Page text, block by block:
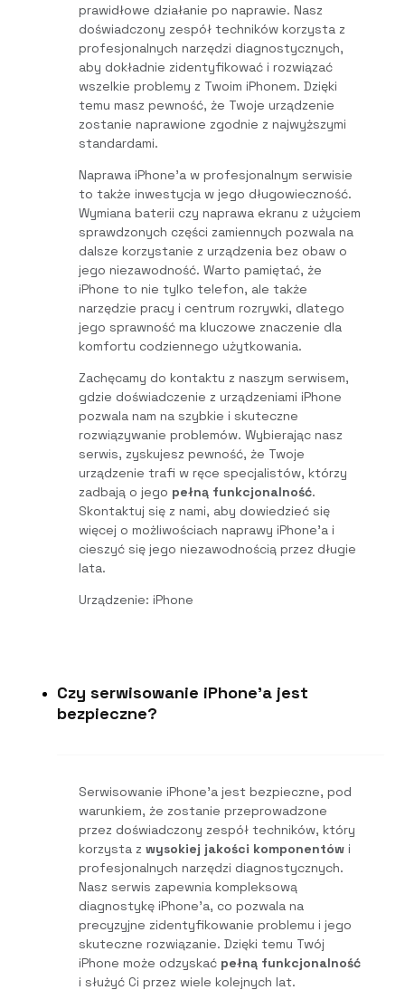
prawidłowe działanie po naprawie. Nasz
doświadczony zespół techników korzysta z
profesjonalnych narzędzi diagnostycznych,
aby dokładnie zidentyfikować i rozwiązać
wszelkie problemy z Twoim iPhonem. Dzięki
temu masz pewność, że Twoje urządzenie
zostanie naprawione zgodnie z najwyższymi
standardami.
Naprawa iPhone’a w profesjonalnym serwisie
to także inwestycja w jego długowieczność.
Wymiana baterii czy naprawa ekranu z użyciem
sprawdzonych części zamiennych pozwala na
dalsze korzystanie z urządzenia bez obaw o
jego niezawodność. Warto pamiętać, że
iPhone to nie tylko telefon, ale także
narzędzie pracy i centrum rozrywki, dlatego
jego sprawność ma kluczowe znaczenie dla
komfortu codziennego użytkowania.
Zachęcamy do kontaktu z naszym serwisem,
gdzie doświadczenie z urządzeniami iPhone
pozwala nam na szybkie i skuteczne
rozwiązywanie problemów. Wybierając nasz
serwis, zyskujesz pewność, że Twoje
urządzenie trafi w ręce specjalistów, którzy
zadbają o jego pełną funkcjonalność.
Skontaktuj się z nami, aby dowiedzieć się
więcej o możliwościach naprawy iPhone’a i
cieszyć się jego niezawodnością przez długie
lata.
Urządzenie: iPhone
Czy serwisowanie iPhone'a jest
bezpieczne?
Serwisowanie iPhone’a jest bezpieczne, pod
warunkiem, że zostanie przeprowadzone
przez doświadczony zespół techników, który
korzysta z wysokiej jakości komponentów i
profesjonalnych narzędzi diagnostycznych.
Nasz serwis zapewnia kompleksową
diagnostykę iPhone’a, co pozwala na
precyzyjne zidentyfikowanie problemu i jego
skuteczne rozwiązanie. Dzięki temu Twój
iPhone może odzyskać pełną funkcjonalność
i służyć Ci przez wiele kolejnych lat.